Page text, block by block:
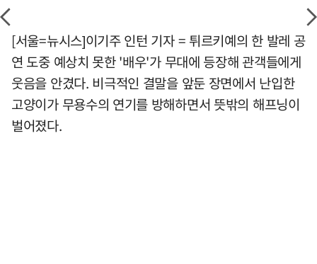
[서울=뉴시스]이기주 인턴 기자 = 튀르키예의 한 발레 공
연 도중 예상치 못한 '배우'가 무대에 등장해 관객들에게
웃음을 안겼다. 비극적인 결말을 앞둔 장면에서 난입한
고양이가 무용수의 연기를 방해하면서 뜻밖의 해프닝이
벌어졌다.